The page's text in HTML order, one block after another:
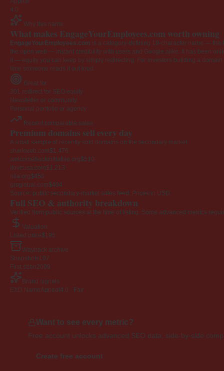
4.0
Why this name
What makes EngageYourEmployees.com worth owning
EngageYourEmployees.com is a category-defining 19-character name — the
the open web — instant credibility with users and Google alike. It has been
it — equity you can keep by simply redirecting. For investors building a
time someone reads it out loud.
Great for
301 redirect for SEO equity
Newsletter or community
Personal portfolio or agency
Recent comparable sales
Premium domains sell every day
A small sample of recently sold domains on the secondary market.
sharkweb.com$1,476
welcomebackinitiative.org$510
lloveusa.com$1,213
nila.org$456
grsglobal.com$404
Source: public secondary-market sales feed. Prices in USD.
Full SEO & authority breakdown
Verified from public sources at the time of listing. Some advanced metrics
Valuation
Listed price$195
Wayback archive
Snapshots 107
First seen2009
Brand signals
EXD NameAppeal 4.0 · Fair
Want to see every metric?
Free account unlocks advanced SEO data, side-by-side
Create free account